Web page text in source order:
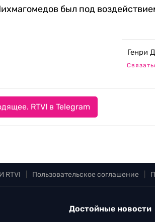
был под
Генри
RTVI в Telegram
RTVI Пользовательское соглашение
Достойные новости